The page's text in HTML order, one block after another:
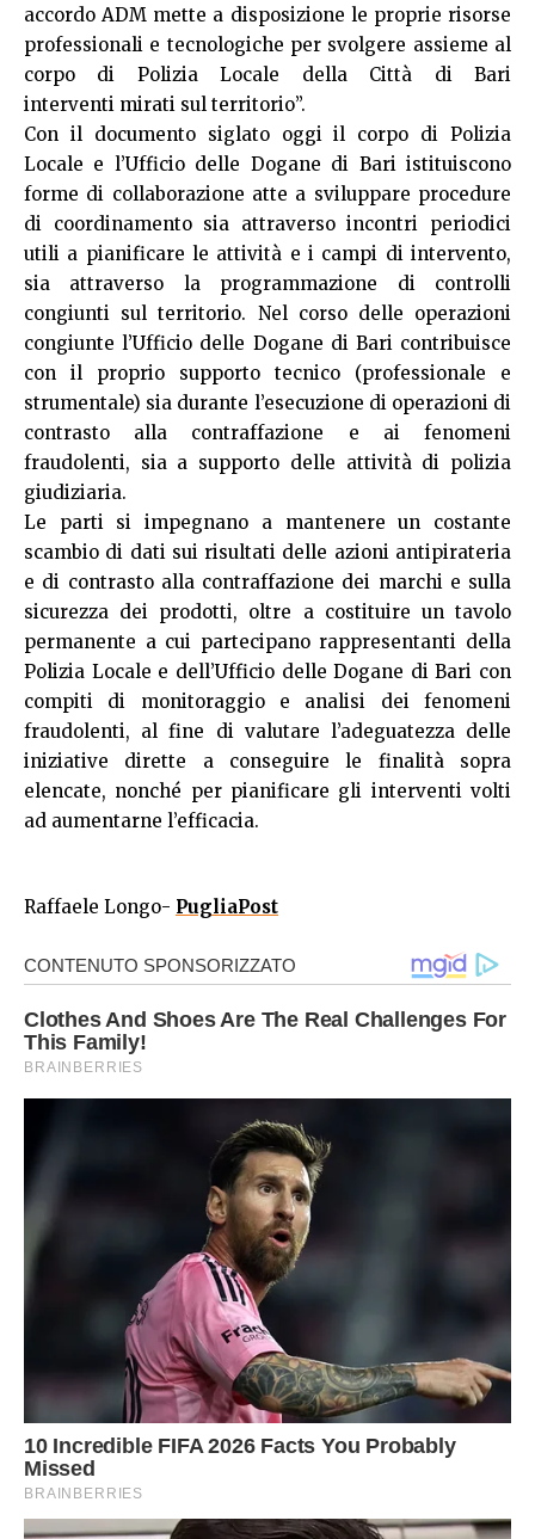
accordo ADM mette a disposizione le proprie risorse
professionali e tecnologiche per svolgere assieme al
corpo di Polizia Locale della Città di Bari
interventi mirati sul territorio”.
Con il documento siglato oggi il corpo di Polizia
Locale e l’Ufficio delle Dogane di Bari istituiscono
forme di collaborazione atte a sviluppare procedure
di coordinamento sia attraverso incontri periodici
utili a pianificare le attività e i campi di intervento,
sia attraverso la programmazione di controlli
congiunti sul territorio. Nel corso delle operazioni
congiunte l’Ufficio delle Dogane di Bari contribuisce
con il proprio supporto tecnico (professionale e
strumentale) sia durante l’esecuzione di operazioni di
contrasto alla contraffazione e ai fenomeni
fraudolenti, sia a supporto delle attività di polizia
giudiziaria.
Le parti si impegnano a mantenere un costante
scambio di dati sui risultati delle azioni antipirateria
e di contrasto alla contraffazione dei marchi e sulla
sicurezza dei prodotti, oltre a costituire un tavolo
permanente a cui partecipano rappresentanti della
Polizia Locale e dell’Ufficio delle Dogane di Bari con
compiti di monitoraggio e analisi dei fenomeni
fraudolenti, al fine di valutare l’adeguatezza delle
iniziative dirette a conseguire le finalità sopra
elencate, nonché per pianificare gli interventi volti
ad aumentarne l’efficacia.
Raffaele Longo- PugliaPost